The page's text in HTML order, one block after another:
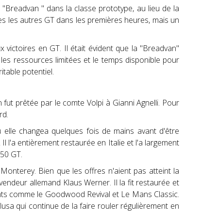
" dans la classe prototype, au lieu de la
les autres GT dans les premières heures, mais un
en GT. Il était évident que la "Breadvan"
ressources limitées et le temps disponible pour
potentiel.
prêtée par le comte Volpi à Gianni Agnelli. Pour
changea quelques fois de mains avant d'être
l'a entièrement restaurée en Italie et l'a largement
GT.
Bien que les offres n'aient pas atteint la
allemand Klaus Werner. Il la fit restaurée et
comme le Goodwood Revival et Le Mans Classic.
qui continue de la faire rouler régulièrement en